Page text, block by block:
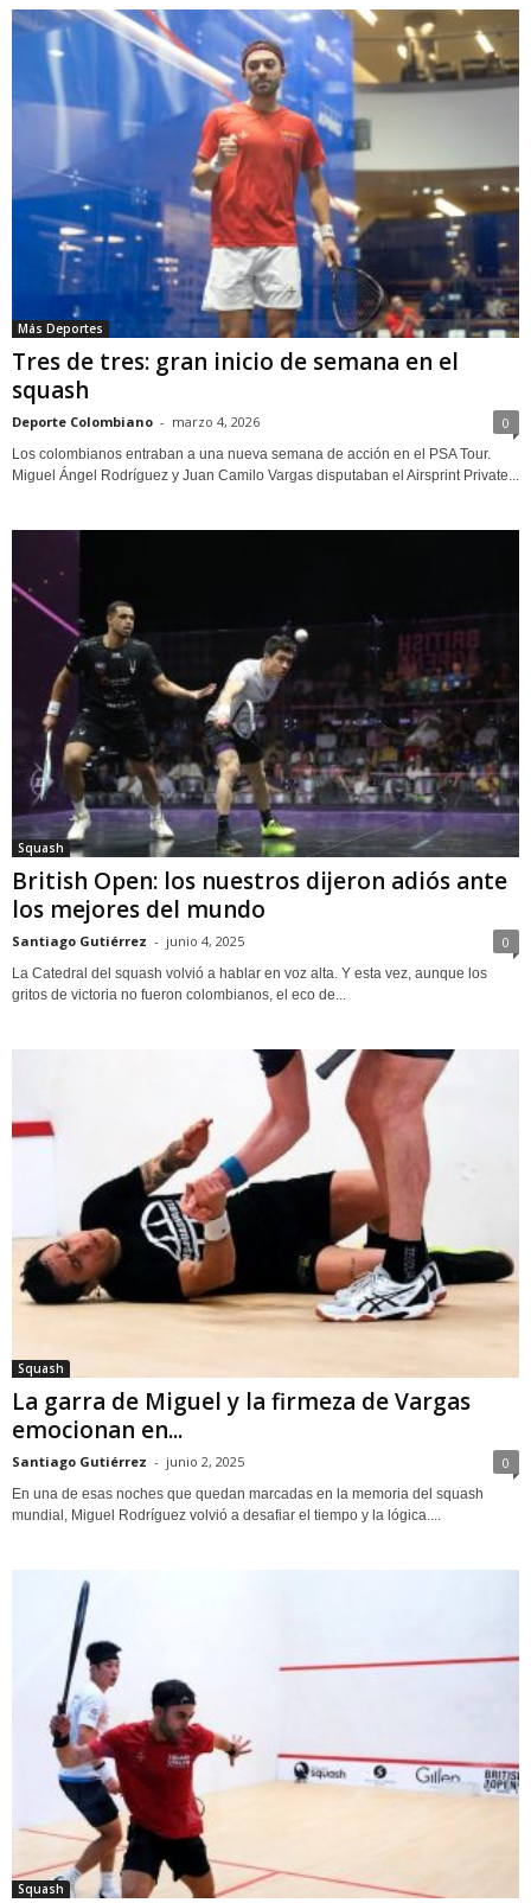
Más Deportes
Tres de tres: gran inicio de semana en el
squash
Deporte Colombiano - marzo 4, 2026 0
Los colombianos entraban a una nueva semana de acción en el PSA Tour.
Miguel Ángel Rodríguez y Juan Camilo Vargas disputaban el Airsprint Private...
Squash
British Open: los nuestros dijeron adiós ante
los mejores del mundo
Santiago Gutiérrez - junio 4, 2025 0
La Catedral del squash volvió a hablar en voz alta. Y esta vez, aunque los
gritos de victoria no fueron colombianos, el eco de...
Squash
La garra de Miguel y la firmeza de Vargas
emocionan en...
Santiago Gutiérrez - junio 2, 2025 0
En una de esas noches que quedan marcadas en la memoria del squash
mundial, Miguel Rodríguez volvió a desafiar el tiempo y la lógica....
Squash